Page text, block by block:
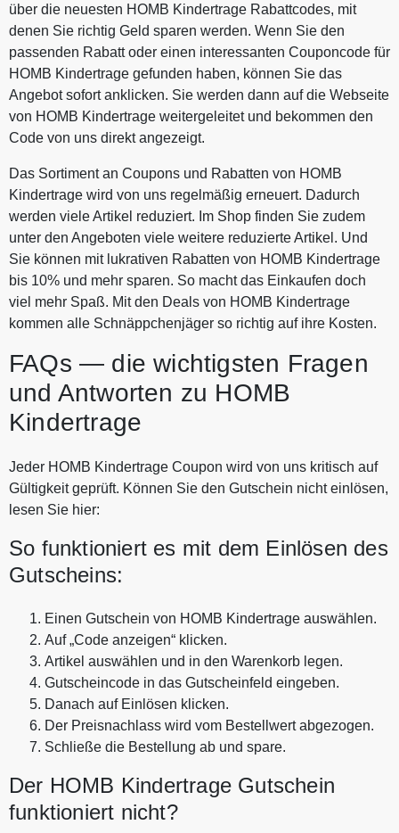
über die neuesten HOMB Kindertrage Rabattcodes, mit
denen Sie richtig Geld sparen werden. Wenn Sie den
passenden Rabatt oder einen interessanten Couponcode für
HOMB Kindertrage gefunden haben, können Sie das
Angebot sofort anklicken. Sie werden dann auf die Webseite
von HOMB Kindertrage weitergeleitet und bekommen den
Code von uns direkt angezeigt.
Das Sortiment an Coupons und Rabatten von HOMB
Kindertrage wird von uns regelmäßig erneuert. Dadurch
werden viele Artikel reduziert. Im Shop finden Sie zudem
unter den Angeboten viele weitere reduzierte Artikel. Und
Sie können mit lukrativen Rabatten von HOMB Kindertrage
bis 10% und mehr sparen. So macht das Einkaufen doch
viel mehr Spaß. Mit den Deals von HOMB Kindertrage
kommen alle Schnäppchenjäger so richtig auf ihre Kosten.
FAQs — die wichtigsten Fragen
und Antworten zu HOMB
Kindertrage
Jeder HOMB Kindertrage Coupon wird von uns kritisch auf
Gültigkeit geprüft. Können Sie den Gutschein nicht einlösen,
lesen Sie hier:
So funktioniert es mit dem Einlösen des
Gutscheins:
Einen Gutschein von HOMB Kindertrage auswählen.
Auf „Code anzeigen“ klicken.
Artikel auswählen und in den Warenkorb legen.
Gutscheincode in das Gutscheinfeld eingeben.
Danach auf Einlösen klicken.
Der Preisnachlass wird vom Bestellwert abgezogen.
Schließe die Bestellung ab und spare.
Der HOMB Kindertrage Gutschein
funktioniert nicht?